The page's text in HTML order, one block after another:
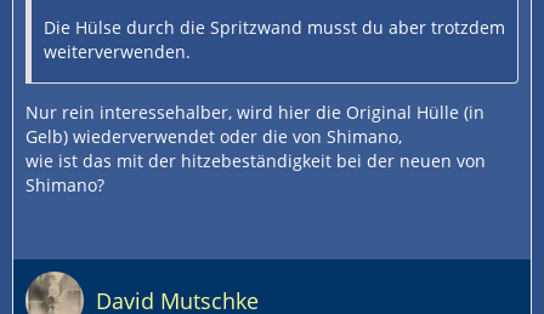
Die Hülse durch die Spritzwand musst du aber trotzdem
weiterverwenden.
Nur rein interessehalber, wird hier die Original Hülle (in
Gelb) wiederverwendet oder die von Shimano,
wie ist das mit der hitzebeständigkeit bei der neuen von
Shimano?
David Mutschke